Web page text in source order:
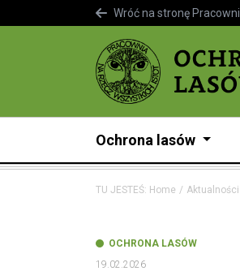
Ochrona lasów
Wróć na stronę Pracowni
TU JESTEŚ: Home Aktualności
OCHRONA LASÓW
19.02.2026